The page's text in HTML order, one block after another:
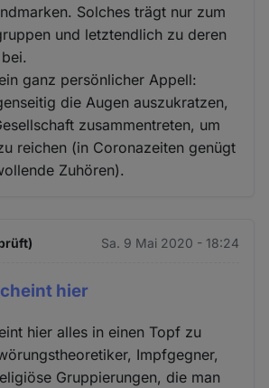
Solches trägt nur zum
und letztendlich zu deren
ganz persönlicher Appell:
die Augen auszukratzen,
zusammentreten, um
reichen (in Coronazeiten genügt
Zuhören).
Sa. 9 Mai 2020 - 18:24
hier
hier alles in einen Topf zu
Impfgegner,
Gruppierungen, die man